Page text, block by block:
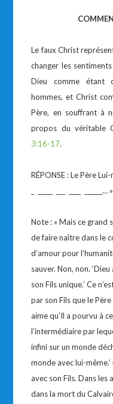
Le faux Christ
changer les
Dieu comme étant
hommes, et Christ
Père, en souffrant à
propos du véritable
3:16-17.
RÉPONSE : Le Père
_ _____ ___ ____ ______… »
Note : « Mais ce grand
de faire naître dans le
d’amour pour
sauver. Non, non.
son Fils unique.’ Ce
par son Fils que le Père
aime qu’Il a pourvu à
l’intermédiaire par
infini sur un monde
monde avec lui-même.’
avec son Fils. Dans les
dans la mort du